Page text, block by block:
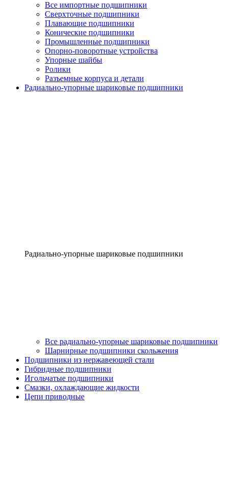
Все импортные подшипники
Сверхточные подшипники
Плавающие подшипники
Конические подшипники
Промышленные подшипники
Опорно-поворотные устройства
Упорные шайбы
Ролики
Разъемные корпуса и детали
Радиально-упорные шариковые подшипники
Радиально-упорные шариковые подшипники
Все радиально-упорные шариковые подшипники
Шарнирные подшипники скольжения
Подшипники из нержавеющей стали
Гибридные подшипники
Игольчатые подшипники
Смазки, охлаждающие жидкости
Цепи приводные